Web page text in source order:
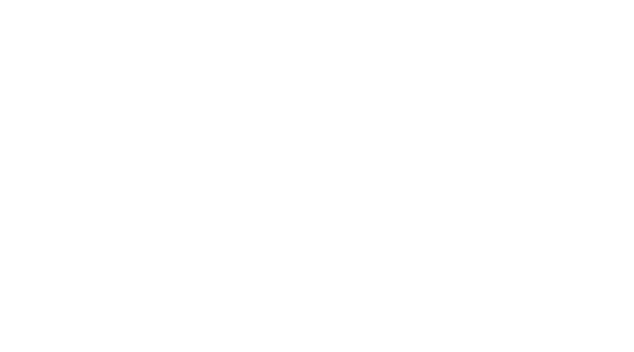
haine, incaltaminte, coafuri, tunsori, desene de colorat, poze cu modele de manichiuri!❤️